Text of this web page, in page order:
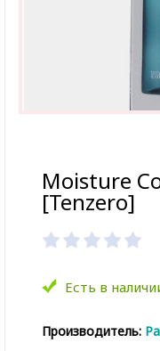
Moisture
[Tenzero]
Есть в
Производитель: